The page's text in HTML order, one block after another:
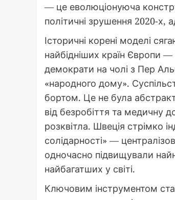
— це еволюціонуюча
політичні зрушення 2020-х,
Історичні корені моделі
найбідніших країн Європи
демократи на чолі з Пер
«народного дому».
бортом. Це не була
від безробіття та медичну
розквітла. Швеція стрімко
солідарності» —
одночасно підвищували
найбагатших у світі.
Ключовим інструментом